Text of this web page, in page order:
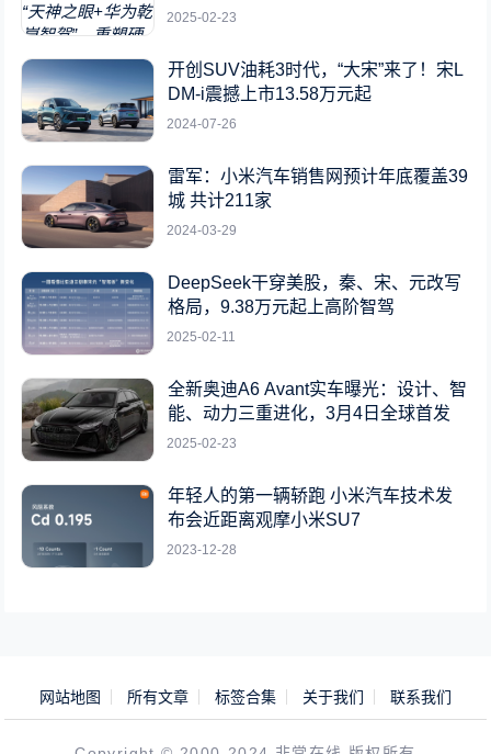
标杆
2025-02-23
开创SUV油耗3时代，“大宋”来了！宋L
DM-i震撼上市13.58万元起
2024-07-26
雷军：小米汽车销售网预计年底覆盖39
城 共计211家
2024-03-29
DeepSeek干穿美股，秦、宋、元改写
格局，9.38万元起上高阶智驾
2025-02-11
全新奥迪A6 Avant实车曝光：设计、智
能、动力三重进化，3月4日全球首发
2025-02-23
年轻人的第一辆轿跑 小米汽车技术发
布会近距离观摩小米SU7
2023-12-28
网站地图 所有文章 标签合集 关于我们 联系我们